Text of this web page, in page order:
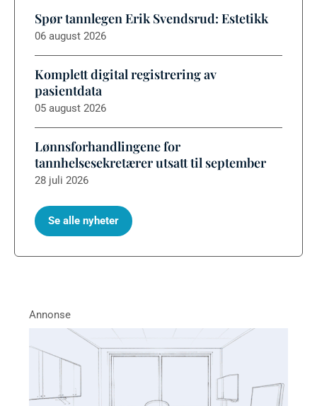
Spør tannlegen Erik Svendsrud: Estetikk
06 august 2026
Komplett digital registrering av
pasientdata
05 august 2026
Lønnsforhandlingene for
tannhelsesekretærer utsatt til september
28 juli 2026
Se alle nyheter